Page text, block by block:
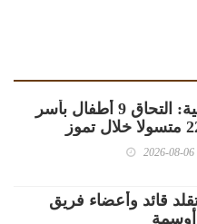
‏التنمية الاجتماعية: التحاق 9 أطفال بأسر
2026-08-06
قائد وأعضاء فريق
أوسمة